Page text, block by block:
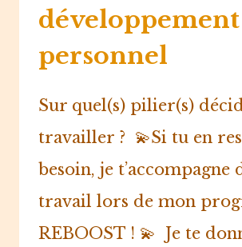
développement
personnel
Sur quel(s) pilier(s)
travailler ?⁠ ⁠ 💫Si tu en
besoin, je t’accompagne
travail lors de mon
REBOOST ! 💫⁠ ⁠ Je te